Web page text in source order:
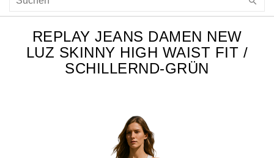
REPLAY JEANS DAMEN NEW
LUZ SKINNY HIGH WAIST FIT /
SCHILLERND-GRÜN